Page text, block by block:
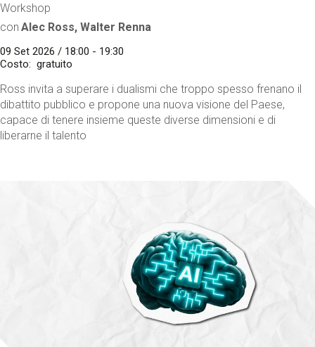
Workshop
con Alec Ross, Walter Renna
09 Set 2026 / 18:00 - 19:30
Costo
gratuito
Ross invita a superare i dualismi che troppo spesso frenano il
dibattito pubblico e propone una nuova visione del Paese,
capace di tenere insieme queste diverse dimensioni e di
liberarne il talento